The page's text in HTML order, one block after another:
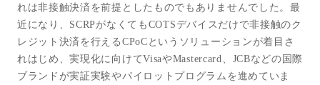
れは非接触決済を前提としたものでもありませんでした。最
近になり、 SCRPがなくても COTSデバイスだけで非接触のク
レジット決済を行える CPoC というソリューションが着目さ
れはじめ、実現化に向けてVisaやMastercard JCBなどの国際
ブランドが実証実験やパイロットプログラムを進めていま